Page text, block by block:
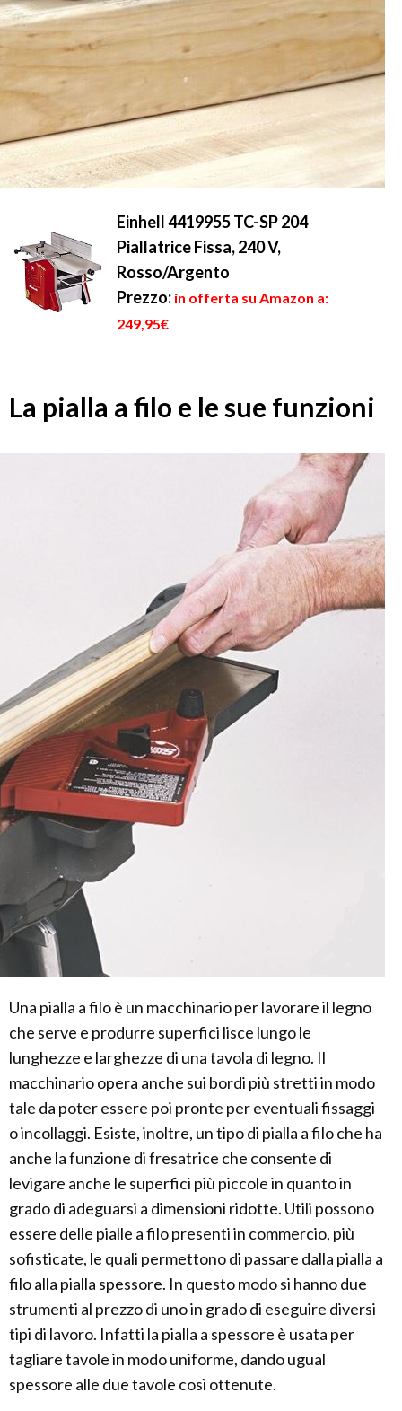
Einhell 4419955 TC-SP 204
Piallatrice Fissa, 240 V,
Rosso/Argento
Prezzo: in offerta su Amazon a:
249,95€
La pialla a filo e le sue funzioni
Una pialla a filo è un macchinario per lavorare il legno
che serve e produrre superfici lisce lungo le
lunghezze e larghezze di una tavola di legno. Il
macchinario opera anche sui bordi più stretti in modo
tale da poter essere poi pronte per eventuali fissaggi
o incollaggi. Esiste, inoltre, un tipo di pialla a filo che ha
anche la funzione di fresatrice che consente di
levigare anche le superfici più piccole in quanto in
grado di adeguarsi a dimensioni ridotte. Utili possono
essere delle pialle a filo presenti in commercio, più
sofisticate, le quali permettono di passare dalla pialla a
filo alla pialla spessore. In questo modo si hanno due
strumenti al prezzo di uno in grado di eseguire diversi
tipi di lavoro. Infatti la pialla a spessore è usata per
tagliare tavole in modo uniforme, dando ugual
spessore alle due tavole così ottenute.